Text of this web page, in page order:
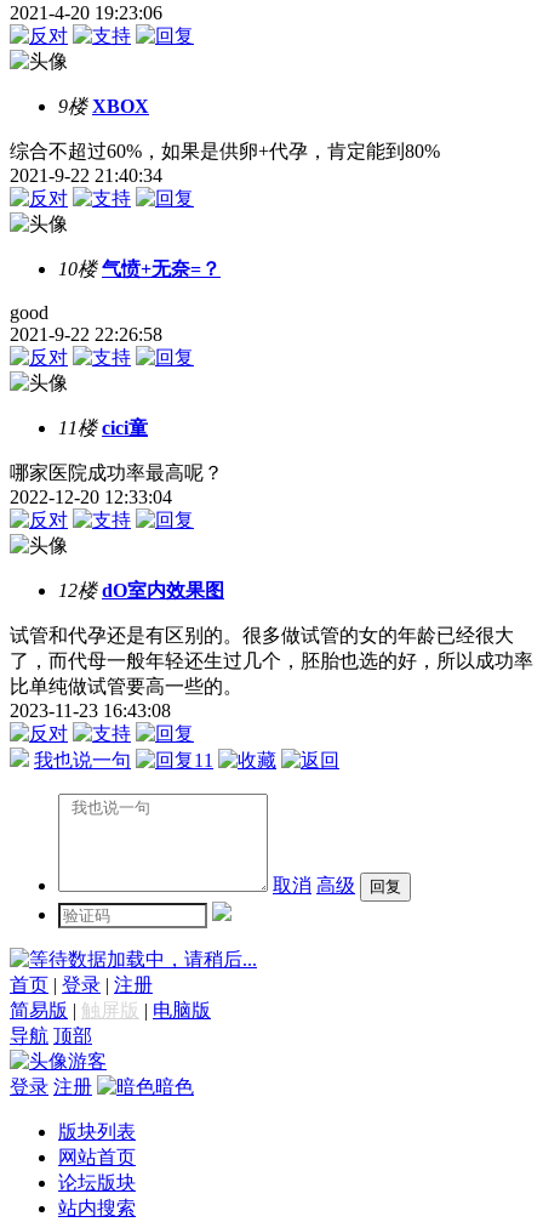
2021-4-20 19:23:06
9楼 XBOX
综合不超过60%，如果是供卵+代孕，肯定能到80%
2021-9-22 21:40:34
10楼 气愤+无奈=？
good
2021-9-22 22:26:58
11楼 cici童
哪家医院成功率最高呢？
2022-12-20 12:33:04
12楼 dO室内效果图
试管和代孕还是有区别的。很多做试管的女的年龄已经很大
了，而代母一般年轻还生过几个，胚胎也选的好，所以成功率
比单纯做试管要高一些的。
2023-11-23 16:43:08
我也说一句 11
取消 高级
数据加载中，请稍后...
首页 | 登录 | 注册
简易版 | 触屏版 | 电脑版
导航 顶部
游客
登录 注册 暗色
版块列表
网站首页
论坛版块
站内搜索